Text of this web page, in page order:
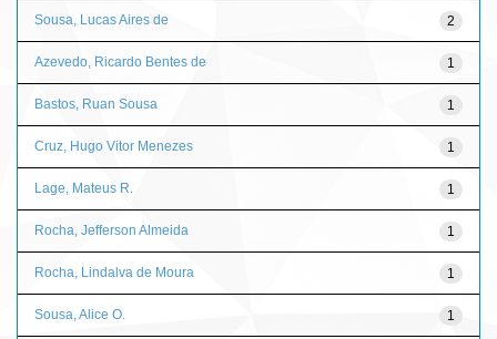
2
Sousa, Lucas Aires de
1
Azevedo, Ricardo Bentes de
1
Bastos, Ruan Sousa
1
Cruz, Hugo Vitor Menezes
1
Lage, Mateus R.
1
Rocha, Jefferson Almeida
1
Rocha, Lindalva de Moura
1
Sousa, Alice O.